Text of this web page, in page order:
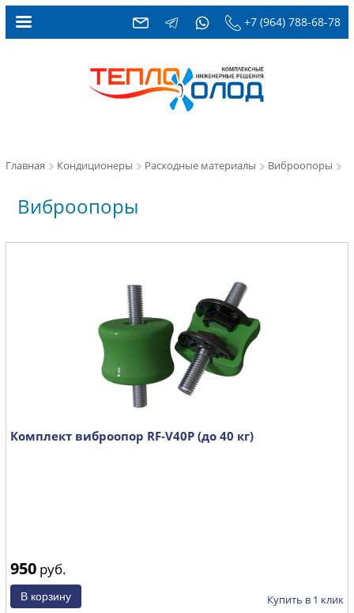
+7 (964) 788-68-78
Главная Кондиционеры Расходные материалы Виброопоры
Виброопоры
Комплект виброопор RF-V40P (до 40 кг)
950 руб.
Купить в 1 клик